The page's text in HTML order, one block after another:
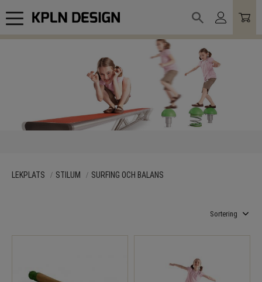
Meny
LEKPLATS STILUM SURFING OCH BALANS